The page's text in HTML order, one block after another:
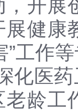
，开展
健康
”工作
化医
龄工